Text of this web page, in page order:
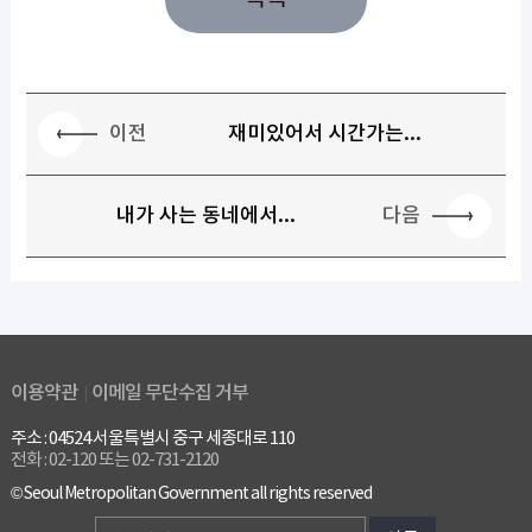
이전 재미있어서 시간가는...
내가 사는 동네에서... 다음
이용약관 이메일 무단수집 거부
주소 : 04524 서울특별시 중구 세종대로 110
전화 : 02-120 또는 02-731-2120
© Seoul Metropolitan Government all rights reserved